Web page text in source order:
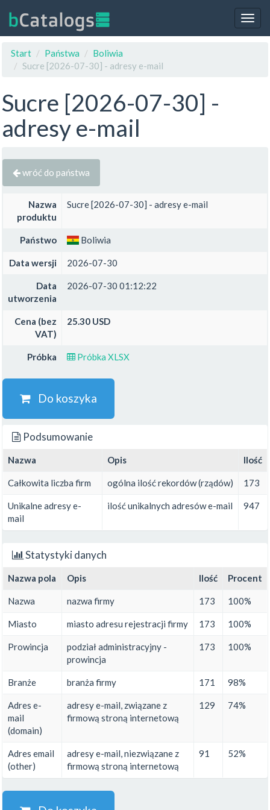
Start
Państwa
Boliwia
Sucre [2026-07-30] - adresy e-mail
Sucre [2026-07-30] -
adresy e-mail
wróć do państwa
Nazwa
produktu
Sucre [2026-07-30] - adresy e-mail
Państwo Boliwia
Data wersji 2026-07-30
Data
utworzenia
2026-07-30 01:12:22
Cena (bez
VAT)
25.30 USD
Próbka Próbka XLSX
Do koszyka
Podsumowanie
Nazwa Opis Ilość
Całkowita liczba firm ogólna ilość rekordów (rządów) 173
Unikalne adresy e-
mail
ilość unikalnych adresów e-mail 947
Statystyki danych
Nazwa pola Opis Ilość Procent
Nazwa nazwa firmy 173 100%
Miasto miasto adresu rejestracji firmy 173 100%
Prowincja
podział administracyjny -
prowincja
173 100%
Branże branża firmy 171 98%
Adres e-
mail
(domain)
adresy e-mail, związane z
firmową stroną internetową
129 74%
Adres email
(other)
adresy e-mail, niezwiązane z
firmową stroną internetową
91 52%